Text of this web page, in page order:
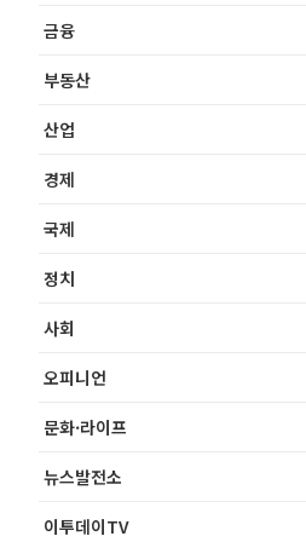
금융
부동산
산업
경제
국제
정치
사회
오피니언
문화·라이프
뉴스발전소
이투데이TV